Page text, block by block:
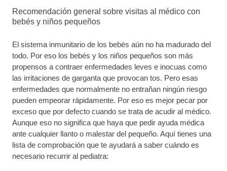
Recomendación general sobre visitas al médico con
bebés y niños pequeños
El sistema inmunitario de los bebés aún no ha madurado del
todo. Por eso los bebés y los niños pequeños son más
propensos a contraer enfermedades leves e inocuas como
las irritaciones de garganta que provocan tos. Pero esas
enfermedades que normalmente no entrañan ningún riesgo
pueden empeorar rápidamente. Por eso es mejor pecar por
exceso que por defecto cuando se trata de acudir al médico.
Aunque eso no significa que haya que pedir ayuda médica
ante cualquier llanto o malestar del pequeño. Aquí tienes una
lista de comprobación que te ayudará a saber cuándo es
necesario recurrir al pediatra: